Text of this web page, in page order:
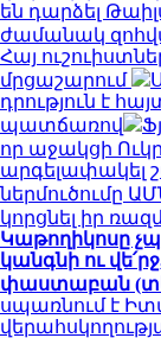
են դարձել
ժամանակ
Հայ
մրցաշարում
դրություն է
պատճառով
որ աջակցի
արգելափակել
ներմուծումը
կորցնել իր
Կաթողիկոսը
կանգնի ու
փաստաբան
սպառնում է